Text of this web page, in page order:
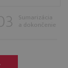
Sumarizácia
a dokončenie